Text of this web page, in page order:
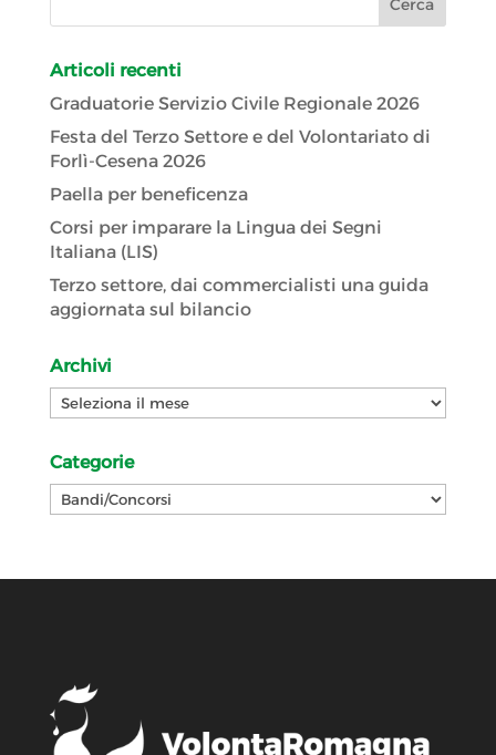
Articoli recenti
Graduatorie Servizio Civile Regionale 2026
Festa del Terzo Settore e del Volontariato di
Forlì-Cesena 2026
Paella per beneficenza
Corsi per imparare la Lingua dei Segni
Italiana (LIS)
Terzo settore, dai commercialisti una guida
aggiornata sul bilancio
Archivi
Archivi
Categorie
Categorie